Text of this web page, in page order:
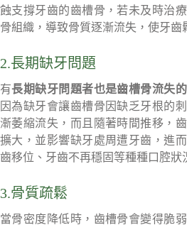
蝕支撐牙齒的齒槽骨，若未及時治
骨組織，導致骨質逐漸流失，使牙齒
2.長期缺牙問題
有長期缺牙問題者也是齒槽骨流失
因為缺牙會讓齒槽骨因缺乏牙根的
漸萎縮流失，而且隨著時間推移，
擴大，並影響缺牙處周遭牙齒，進
齒移位、牙齒不再穩固等種種口腔狀
3.骨質疏鬆
當骨密度降低時，齒槽骨會變得脆